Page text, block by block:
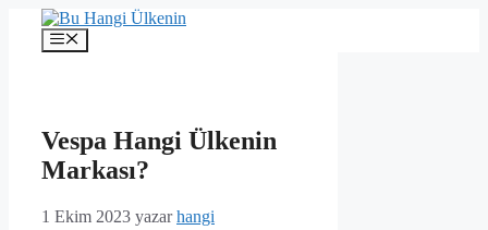
İçeriğe
Menü
Vespa Hangi Ülkenin
Markası?
1 Ekim 2023 yazarhangi